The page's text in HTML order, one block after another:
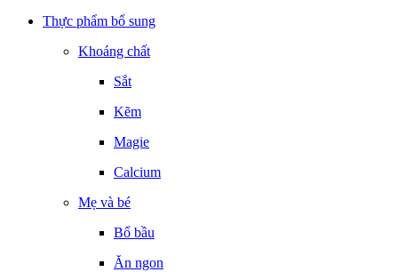
Thực phẩm bổ sung
Khoáng chất
Sắt
Kẽm
Magie
Calcium
Mẹ và bé
Bổ bầu
Ăn ngon